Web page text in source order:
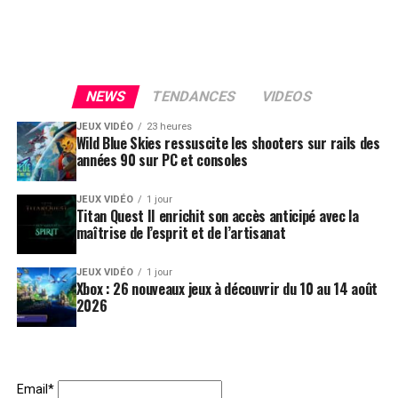
NEWS TENDANCES VIDEOS
JEUX VIDÉO 23 heures
Wild Blue Skies ressuscite les shooters sur rails des
années 90 sur PC et consoles
JEUX VIDÉO 1 jour
Titan Quest II enrichit son accès anticipé avec la
maîtrise de l’esprit et de l’artisanat
JEUX VIDÉO 1 jour
Xbox : 26 nouveaux jeux à découvrir du 10 au 14 août
2026
Email*